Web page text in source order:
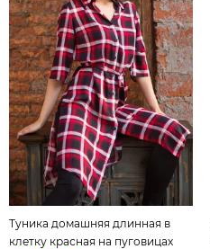
Туника домашняя длинная в
клетку красная на пуговицах